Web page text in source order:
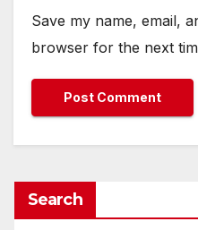
Save my name, email,
browser for the next
Search